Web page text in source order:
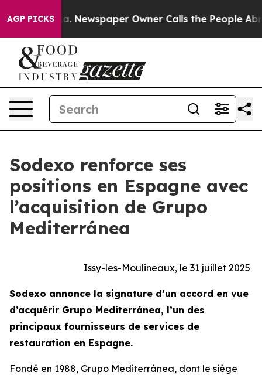
AGP PICKSNewspaper Owner Calls the People
Sodexo renforce ses
positions en Espagne avec
l’acquisition de Grupo
Mediterránea
Issy-les-Moulineaux, le 31 juillet 2025
Sodexo annonce la signature d’un accord en vue
d’acquérir Grupo Mediterránea, l’un des
principaux fournisseurs de services de
restauration en Espagne.
Fondé en 1988, Grupo Mediterránea, dont le siège